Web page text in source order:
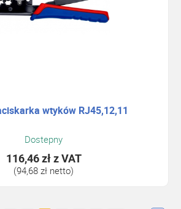
wtyków RJ45,12,11
Dostepny
116,46 złz VAT
(94,68 zł netto)